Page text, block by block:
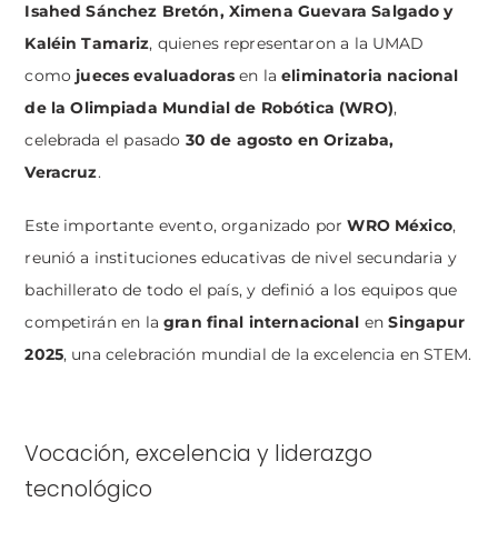
Isahed Sánchez Bretón, Ximena Guevara Salgado y
Kaléin Tamariz, quienes representaron a la UMAD
como jueces evaluadorasen laeliminatoria nacional
de la Olimpiada Mundial de Robótica (WRO),
celebrada el pasado 30 de agosto en Orizaba,
Veracruz.
Este importante evento, organizado porWRO México,
reunió a instituciones educativas de nivel secundaria y
bachillerato de todo el país, y definió a los equipos que
competirán en lagran final internacional enSingapur
2025, una celebración mundial de la excelencia en STEM.
Vocación, excelencia y liderazgo
tecnológico